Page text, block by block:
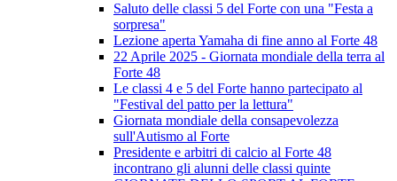
Saluto delle classi 5 del Forte con una "Festa a
sorpresa"
Lezione aperta Yamaha di fine anno al Forte 48
22 Aprile 2025 - Giornata mondiale della terra al
Forte 48
Le classi 4 e 5 del Forte hanno partecipato al
"Festival del patto per la lettura"
Giornata mondiale della consapevolezza
sull'Autismo al Forte
Presidente e arbitri di calcio al Forte 48
incontrano gli alunni delle classi quinte